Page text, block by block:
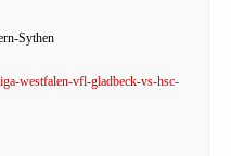
Sythen
westfalen-vfl-gladbeck-vs-hsc-